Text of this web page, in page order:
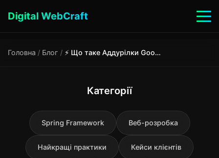
Digital WebCraft
Головна / Блог / ⚡ Що таке Аддурілки Google та Яндекса: Як додати сайт та навіщо вони потрібні | Webcraft
Категорії
Spring Framework Веб-розробка
Найкращі практики Кейси клієнтів